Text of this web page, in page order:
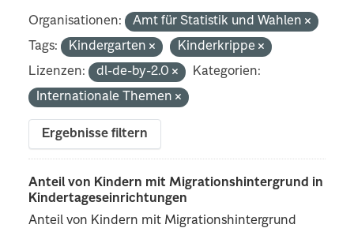
Organisationen:
Amt für Statistik und Wahlen
Tags:
Kindergarten
Kinderkrippe
Lizenzen:
dl-de-by-2.0
Kategorien:
Internationale Themen
Ergebnisse filtern
Anteil von Kindern mit Migrationshintergrund in
Kindertageseinrichtungen
Anteil von Kindern mit Migrationshintergrund